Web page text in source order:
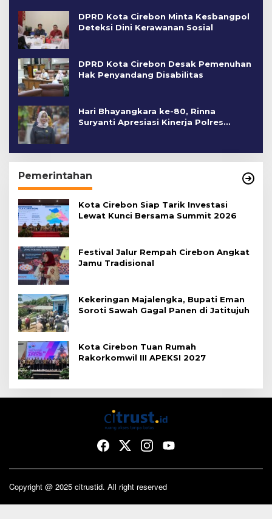
DPRD Kota Cirebon Minta Kesbangpol
Deteksi Dini Kerawanan Sosial
DPRD Kota Cirebon Desak Pemenuhan
Hak Penyandang Disabilitas
Hari Bhayangkara ke-80, Rinna
Suryanti Apresiasi Kinerja Polres
Pemerintahan
Kota Cirebon Siap Tarik Investasi
Lewat Kunci Bersama Summit 2026
Festival Jalur Rempah Cirebon Angkat
Jamu Tradisional
Kekeringan Majalengka, Bupati Eman
Soroti Sawah Gagal Panen di Jatitujuh
Kota Cirebon Tuan Rumah
Rakorkomwil III APEKSI 2027
Copyright @ 2025 citrustid. All right reserved